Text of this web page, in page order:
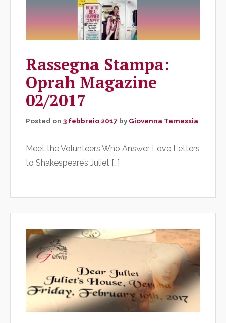
Rassegna Stampa:
Oprah Magazine
02/2017
Posted on 3 febbraio 2017 by Giovanna Tamassia
Meet the Volunteers Who Answer Love Letters
to Shakespeare’s Juliet […]